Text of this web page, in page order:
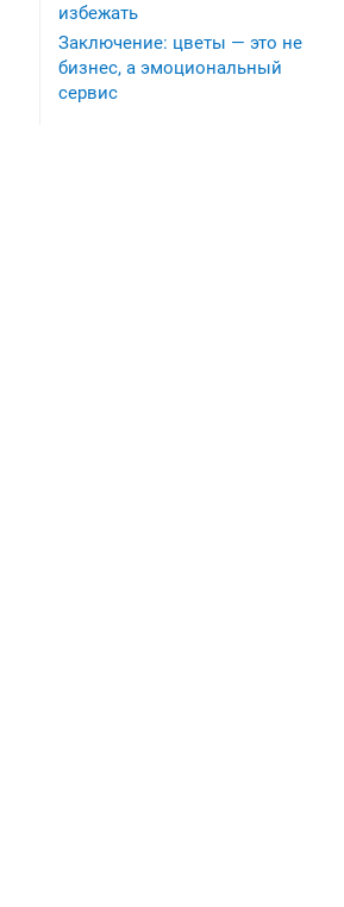
избежать
Заключение: цветы — это не
бизнес, а эмоциональный
сервис